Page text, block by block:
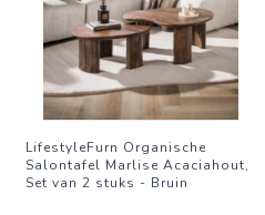
LifestyleFurn Organische
Salontafel Marlise Acaciahout,
Set van 2 stuks - Bruin